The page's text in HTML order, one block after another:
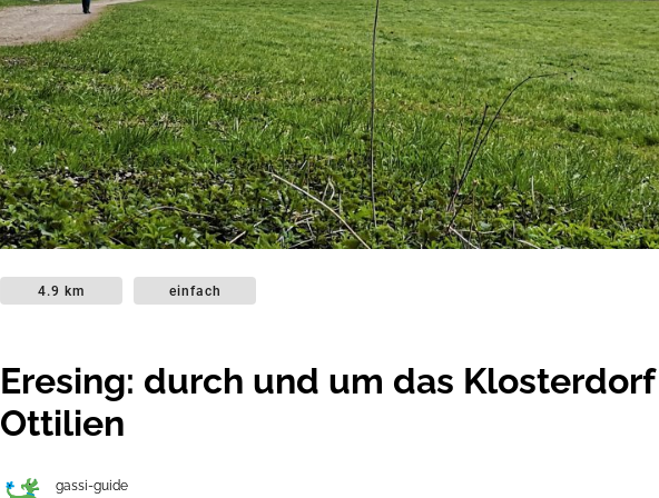
4.9 km einfach
Eresing: durch und um das Klosterdorf
Ottilien
gassi-guide